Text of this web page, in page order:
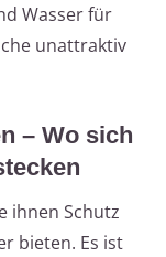
Wasser für
unattraktiv
– Wo sich
ihnen Schutz
bieten. Es ist